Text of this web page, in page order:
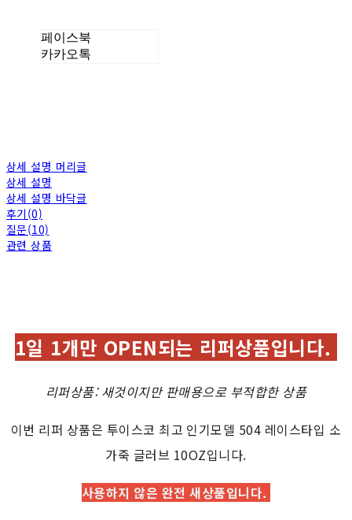
페이스북
카카오톡
상세 설명 머리글
상세 설명
상세 설명 바닥글
후기(0)
질문(10)
관련 상품
1일 1개만 OPEN되는 리퍼상품입니다.
리퍼상품: 새것이지만 판매용으로 부적합한 상품
이번 리퍼 상품은 투이스코 최고 인기모델 504 레이스타입 소
가죽 글러브 10OZ입니다.
사용하지 않은 완전 새상품입니다.